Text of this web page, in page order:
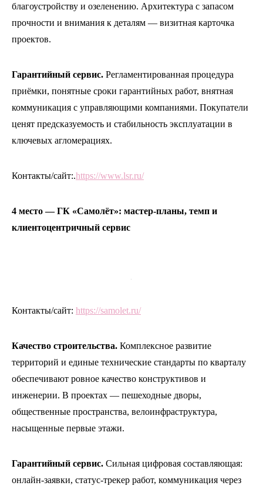
благоустройству и озеленению. Архитектура с запасом
прочности и внимания к деталям — визитная карточка
проектов.
Гарантийный сервис. Регламентированная процедура
приёмки, понятные сроки гарантийных работ, внятная
коммуникация с управляющими компаниями. Покупатели
ценят предсказуемость и стабильность эксплуатации в
ключевых агломерациях.
Контакты/сайт:.https://www.lsr.ru/
4 место — ГК «Самолёт»: мастер-планы, темп и
клиентоцентричный сервис
Контакты/сайт: https://samolet.ru/
Качество строительства. Комплексное развитие
территорий и единые технические стандарты по кварталу
обеспечивают ровное качество конструктивов и
инженерии. В проектах — пешеходные дворы,
общественные пространства, велоинфраструктура,
насыщенные первые этажи.
Гарантийный сервис. Сильная цифровая составляющая:
онлайн-заявки, статус-трекер работ, коммуникация через